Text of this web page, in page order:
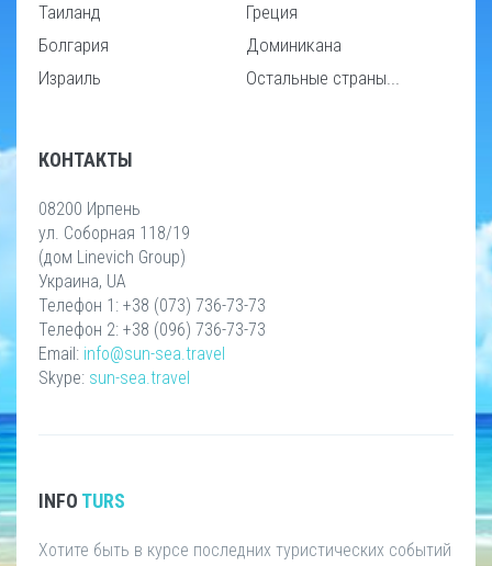
Таиланд
Болгария
Израиль
Греция
Доминикана
Остальные страны...
КОНТАКТЫ
08200 Ирпень
ул. Соборная 118/19
(дом Linevich Group)
Украина, UA
Телефон 1: +38 (073) 736-73-73
Телефон 2: +38 (096) 736-73-73
Email: info@sun-sea.travel
Skype: sun-sea.travel
INFO TURS
Хотите быть в курсе последних туристических событий